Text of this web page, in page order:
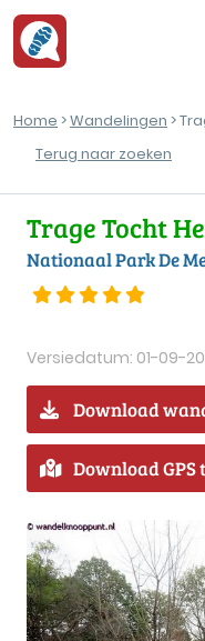
Home >Wandelingen >
Terug naar zoeken
Trage Tocht
Nationaal Park De
Versiedatum: 01-09-
Download
Download GPS